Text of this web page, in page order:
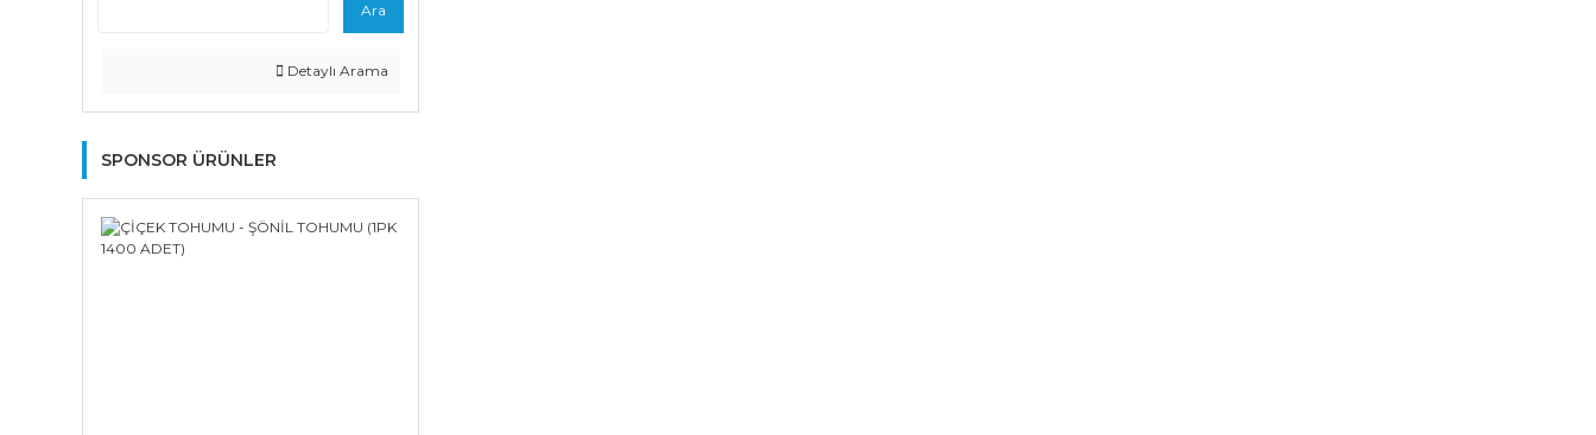
Ara
Detaylı Arama
SPONSOR ÜRÜNLER